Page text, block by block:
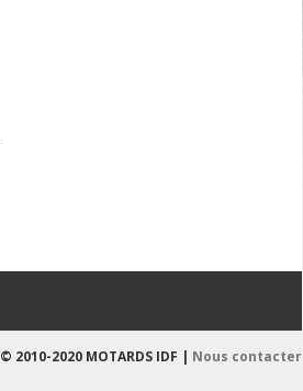
© 2010-2020 MOTARDS IDF | Nous contacter